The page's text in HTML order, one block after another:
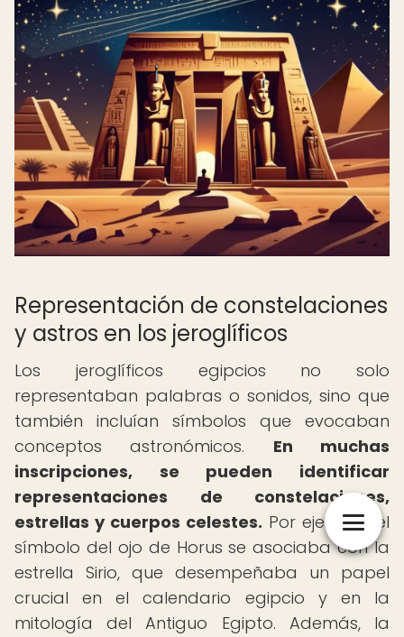
Representación de constelaciones
y astros en los jeroglíficos
Los jeroglíficos egipcios no solo
representaban palabras o sonidos, sino que
también incluían símbolos que evocaban
conceptos astronómicos. En muchas
inscripciones, se pueden identificar
representaciones de constelaciones,
estrellas y cuerpos celestes. Por ejemplo, el
símbolo del ojo de Horus se asociaba con la
estrella Sirio, que desempeñaba un papel
crucial en el calendario egipcio y en la
mitología del Antiguo Egipto. Además, la